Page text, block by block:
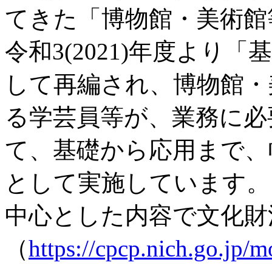
てきた「博物館・美術
令和3(2021)年度より「
して再編され、博物館
る学芸員等が、業務に
て、基礎から応用まで
として実施しています
中心とした内容で文化
（https://cpcp.nich.go.jp/